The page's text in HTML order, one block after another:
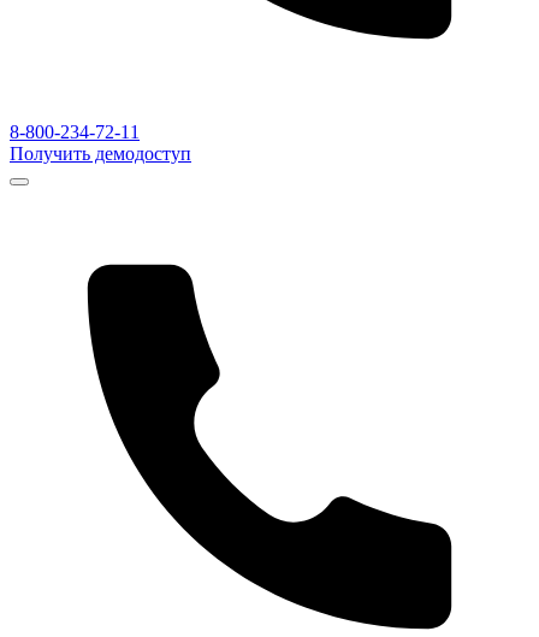
8-800-234-72-11
Получить демодоступ